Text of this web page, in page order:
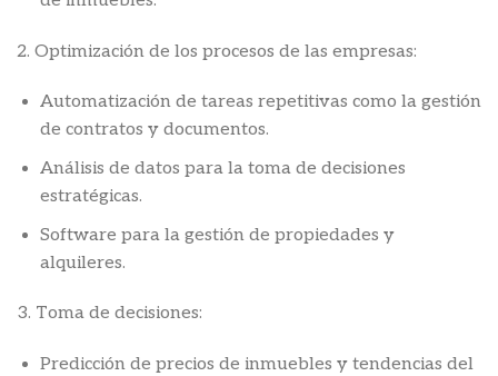
2. Optimización de los procesos de las empresas:
Automatización de tareas repetitivas como la gestión
de contratos y documentos.
Análisis de datos para la toma de decisiones
estratégicas.
Software para la gestión de propiedades y
alquileres.
3. Toma de decisiones:
Predicción de precios de inmuebles y tendencias del